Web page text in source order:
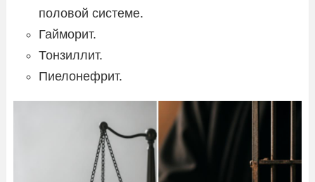
половой системе.
Гайморит.
Тонзиллит.
Пиелонефрит.